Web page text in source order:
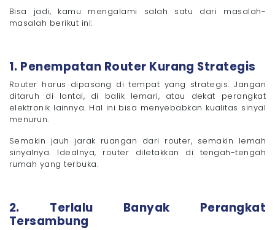
Bisa jadi, kamu mengalami salah satu dari masalah-
masalah berikut ini:
1. Penempatan Router Kurang Strategis
Router harus dipasang di tempat yang strategis. Jangan
ditaruh di lantai, di balik lemari, atau dekat perangkat
elektronik lainnya. Hal ini bisa menyebabkan kualitas sinyal
menurun.
Semakin jauh jarak ruangan dari router, semakin lemah
sinyalnya. Idealnya, router diletakkan di tengah-tengah
rumah yang terbuka.
2. Terlalu Banyak Perangkat
Tersambung